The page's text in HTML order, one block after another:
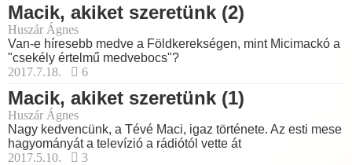
Macik, akiket szeretünk (2)
Huszár Ágnes
Van-e híresebb medve a Földkerekségen, mint Micimackó a
"csekély értelmű medvebocs"?
2017.7.18.
6
Macik, akiket szeretünk (1)
Huszár Ágnes
Nagy kedvencünk, a Tévé Maci, igaz története. Az esti mese
hagyományát a televízió a rádiótól vette át
2017.5.10.
3